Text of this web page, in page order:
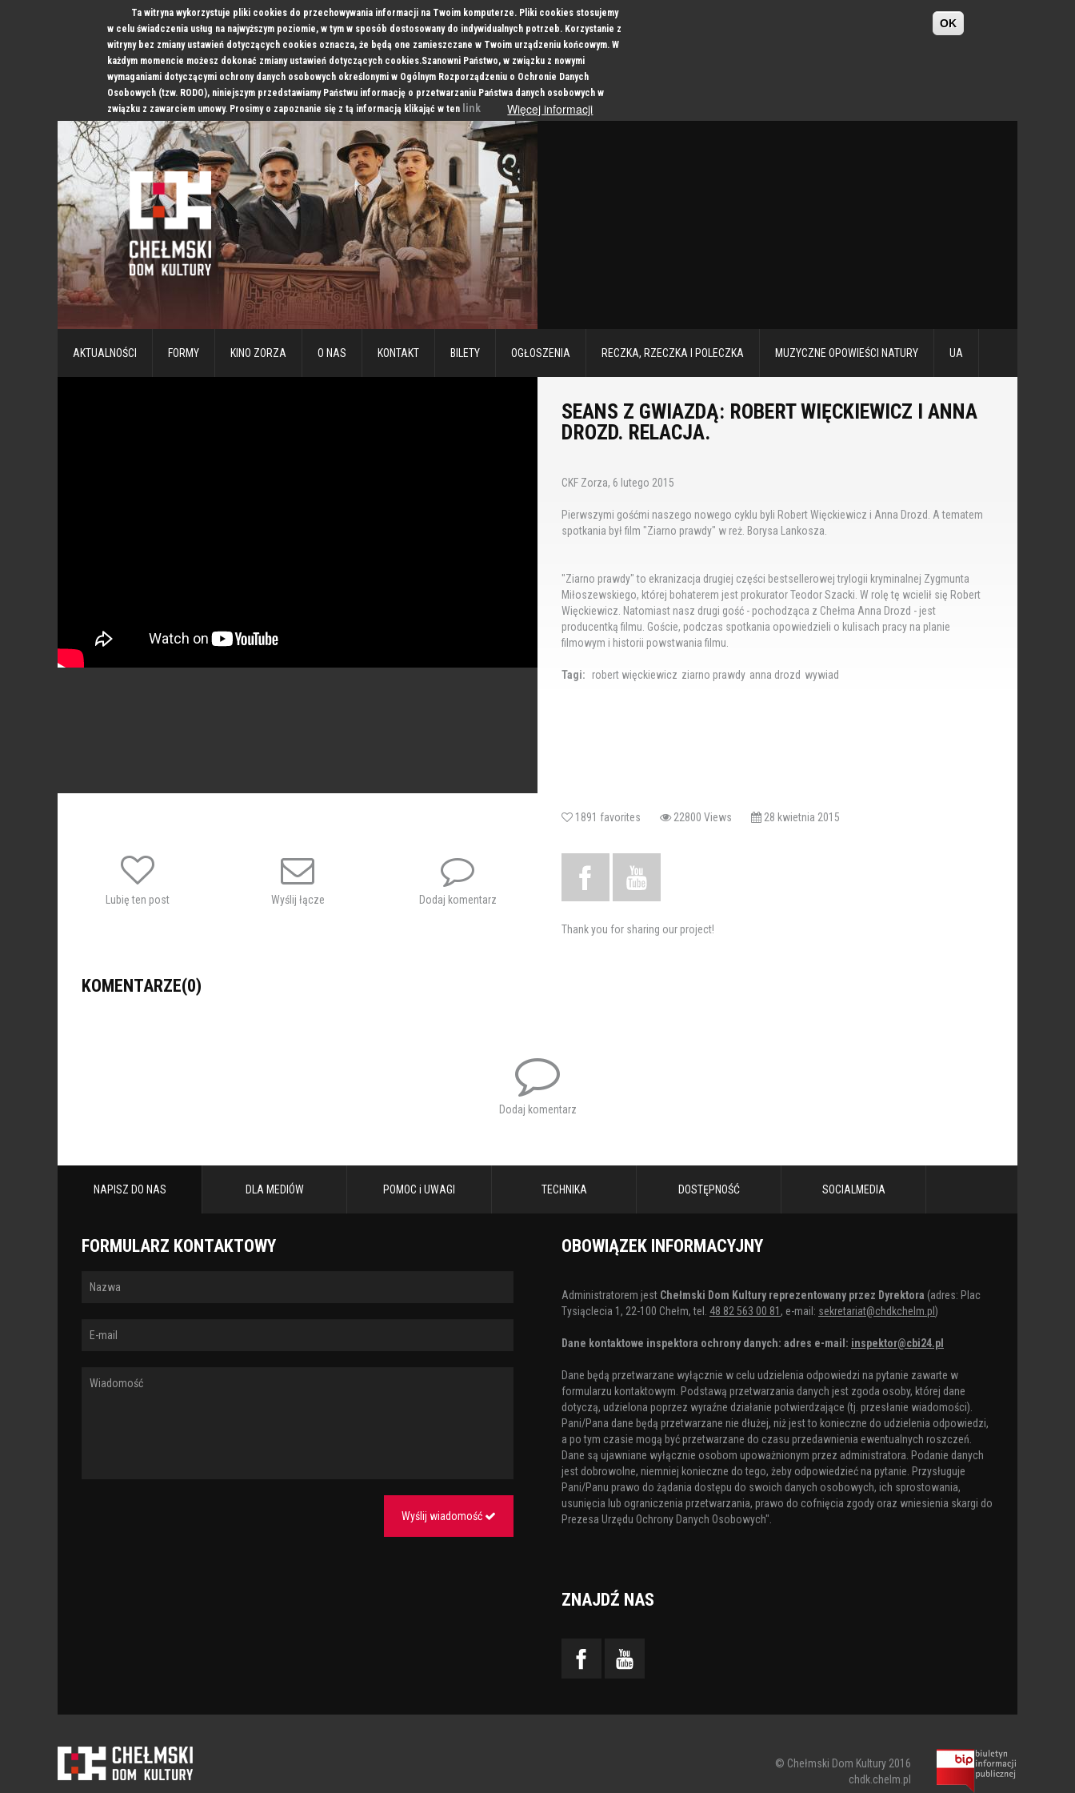
Ta witryna wykorzystuje pliki cookies do przechowywania informacji na Twoim komputerze. Pliki cookies stosujemy
w celu świadczenia usług na najwyższym poziomie, w tym w sposób dostosowany do indywidualnych potrzeb. Korzystanie z
witryny bez zmiany ustawień dotyczących cookies oznacza, że będą one zamieszczane w Twoim urządzeniu końcowym. W
każdym momencie możesz dokonać zmiany ustawień dotyczących cookies.Szanowni Państwo, w związku z nowymi
wymaganiami dotyczącymi ochrony danych osobowych określonymi w Ogólnym Rozporządzeniu o Ochronie Danych
Osobowych (tzw. RODO), niniejszym przedstawiamy Państwu informację o przetwarzaniu Państwa danych osobowych w
związku z zawarciem umowy. Prosimy o zapoznanie się z tą informacją klikająć w ten link Więcej informacji
OK
AKTUALNOŚCI FORMY KINO ZORZA O NAS KONTAKT BILETY OGŁOSZENIA RECZKA, RZECZKA I POLECZKA MUZYCZNE OPOWIEŚCI NATURY UA
SEANS Z GWIAZDĄ: ROBERT WIĘCKIEWICZ I ANNA
DROZD. RELACJA.
CKF Zorza, 6 lutego 2015
Pierwszymi gośćmi naszego nowego cyklu byli Robert Więckiewicz i Anna Drozd. A tematem
spotkania był film "Ziarno prawdy" w reż. Borysa Lankosza.
"Ziarno prawdy" to ekranizacja drugiej części bestsellerowej trylogii kryminalnej Zygmunta
Miłoszewskiego, której bohaterem jest prokurator Teodor Szacki. W rolę tę wcielił się Robert
Więckiewicz. Natomiast nasz drugi gość - pochodząca z Chełma Anna Drozd - jest
producentką filmu. Goście, podczas spotkania opowiedzieli o kulisach pracy na planie
filmowym i historii powstwania filmu.
Tagi: robert więckiewicz ziarno prawdy anna drozd wywiad
Lubię ten post Wyślij łącze Dodaj komentarz
1891 favorites 22800 Views 28 kwietnia 2015
Thank you for sharing our project!
KOMENTARZE(0)
Dodaj komentarz
NAPISZ DO NAS DLA MEDIÓW POMOC i UWAGI TECHNIKA DOSTĘPNOŚĆ SOCIALMEDIA
FORMULARZ KONTAKTOWY
Wyślij wiadomość
OBOWIĄZEK INFORMACYJNY
Administratorem jest Chełmski Dom Kultury reprezentowany przez Dyrektora (adres: Plac
Tysiąclecia 1, 22-100 Chełm, tel. 48 82 563 00 81 , e-mail: sekretariat@chdkchelm.pl )
Dane kontaktowe inspektora ochrony danych: adres e-mail: inspektor@cbi24.pl
Dane będą przetwarzane wyłącznie w celu udzielenia odpowiedzi na pytanie zawarte w
formularzu kontaktowym. Podstawą przetwarzania danych jest zgoda osoby, której dane
dotyczą, udzielona poprzez wyraźne działanie potwierdzające (tj. przesłanie wiadomości).
Pani/Pana dane będą przetwarzane nie dłużej, niż jest to konieczne do udzielenia odpowiedzi,
a po tym czasie mogą być przetwarzane do czasu przedawnienia ewentualnych roszczeń.
Dane są ujawniane wyłącznie osobom upoważnionym przez administratora. Podanie danych
jest dobrowolne, niemniej konieczne do tego, żeby odpowiedzieć na pytanie. Przysługuje
Pani/Panu prawo do żądania dostępu do swoich danych osobowych, ich sprostowania,
usunięcia lub ograniczenia przetwarzania, prawo do cofnięcia zgody oraz wniesienia skargi do
Prezesa Urzędu Ochrony Danych Osobowych".
ZNAJDŹ NAS
© Chełmski Dom Kultury 2016
chdk.chelm.pl